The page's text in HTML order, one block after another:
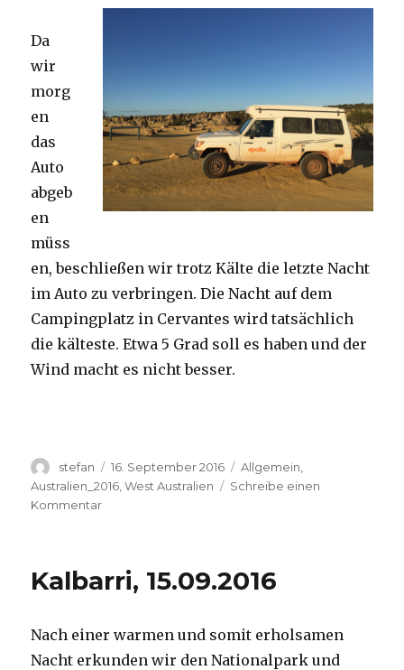
Da
wir
morg
en
das
Auto
abgeb
en
müss
en, beschließen wir trotz Kälte die letzte Nacht
im Auto zu verbringen. Die Nacht auf dem
Campingplatz in Cervantes wird tatsächlich
die kälteste. Etwa 5 Grad soll es haben und der
Wind macht es nicht besser.
Autor
stefan
Veröffentlicht
am
16. September 2016 Kategorien
Allgemein
Australien_2016 ,West Australien
Schreibe einen
Kommentarzu
Kalbarri, 15.09.2016
Nach einer warmen und somit erholsamen
Nacht erkunden wir den Nationalpark und